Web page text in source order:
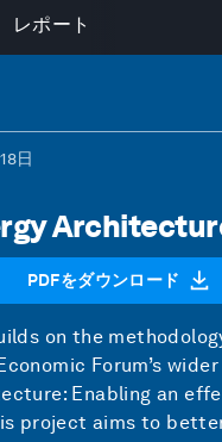
レポート
日
PDFをダウンロード
on the
Forum’s
Enabling an
project aims to